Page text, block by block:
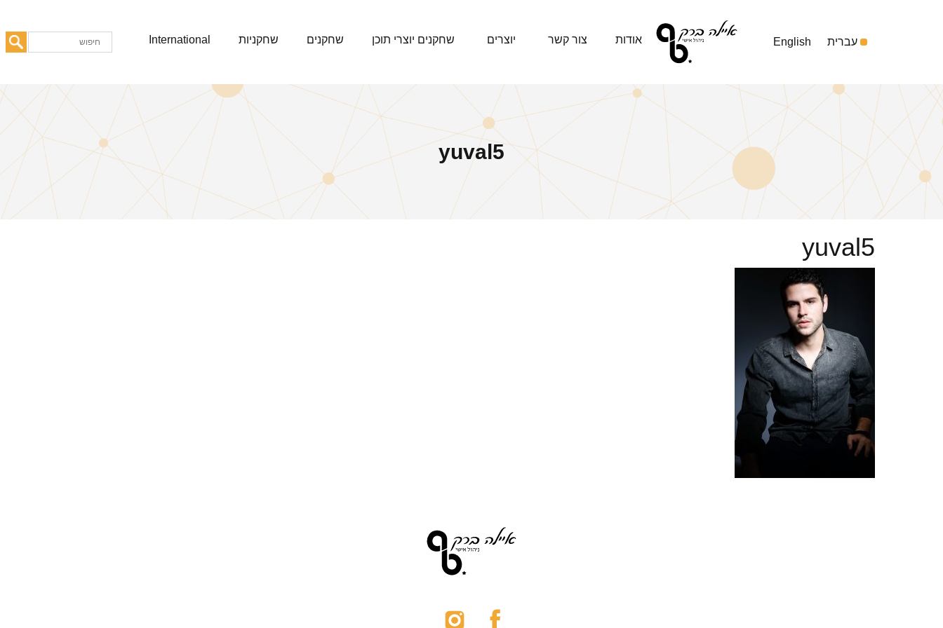
עברית English אודות צור קשר יוצרים שחקנים יוצרי תוכן שחקנים שחקניות International
yuval5
yuval5